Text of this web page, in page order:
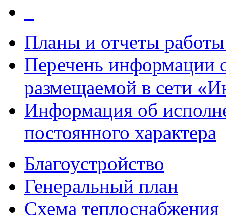
Планы и отчеты
Перечень информации
размещаемой в сети
Информация об
постоянного характера
Благоустройство
Генеральный план
Схема теплоснабжения